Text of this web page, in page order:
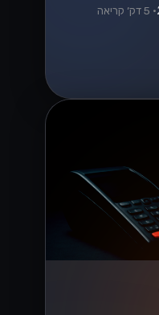
• 5 דק׳ קריאה